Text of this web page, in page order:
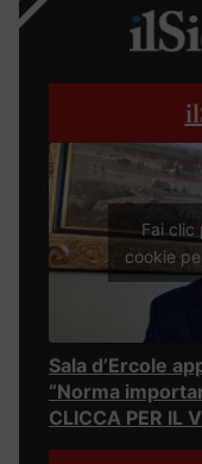
Fai clic
cookie
Sala d’Ercole
“Norma
CLICCA PER IL